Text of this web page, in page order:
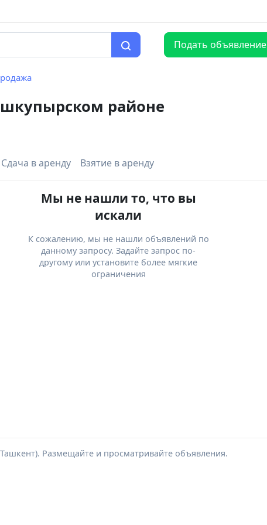
Подать объявление
районе
Сдача в аренду Взятие в аренду
Мы не нашли то, что вы
искали
К сожалению, мы не нашли объявлений по
данному запросу. Задайте запрос по-
другому или установите более мягкие
ограничения
Размещайте и просматривайте объявления.